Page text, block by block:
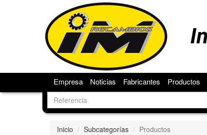
Empresa Noticias Fabricantes Productos
Inicio Subcategorías Productos